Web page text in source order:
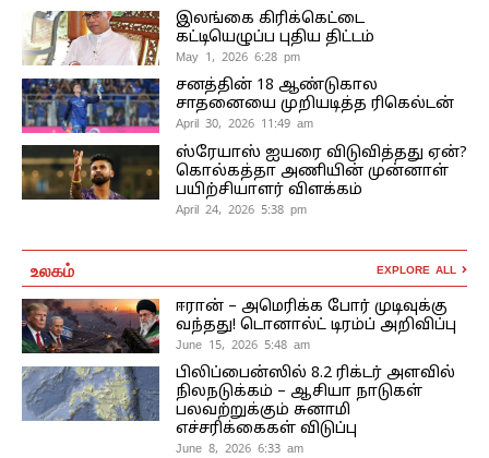
இலங்கை கிரிக்கெட்டை
கட்டியெழுப்ப புதிய திட்டம்
May 1, 2026 6:28 pm
சனத்தின் 18 ஆண்டுகால
சாதனையை முறியடித்த ரிகெல்டன்
April 30, 2026 11:49 am
ஸ்ரேயாஸ் ஐயரை விடுவித்தது ஏன்?
கொல்கத்தா அணியின் முன்னாள்
பயிற்சியாளர் விளக்கம்
April 24, 2026 5:38 pm
உலகம் EXPLORE ALL
ஈரான் – அமெரிக்க போர் முடிவுக்கு
வந்தது! டொனால்ட் டிரம்ப் அறிவிப்பு
June 15, 2026 5:48 am
பிலிப்பைன்ஸில் 8.2 ரிக்டர் அளவில்
நிலநடுக்கம் – ஆசியா நாடுகள்
பலவற்றுக்கும் சுனாமி
எச்சரிக்கைகள் விடுப்பு
June 8, 2026 6:33 am